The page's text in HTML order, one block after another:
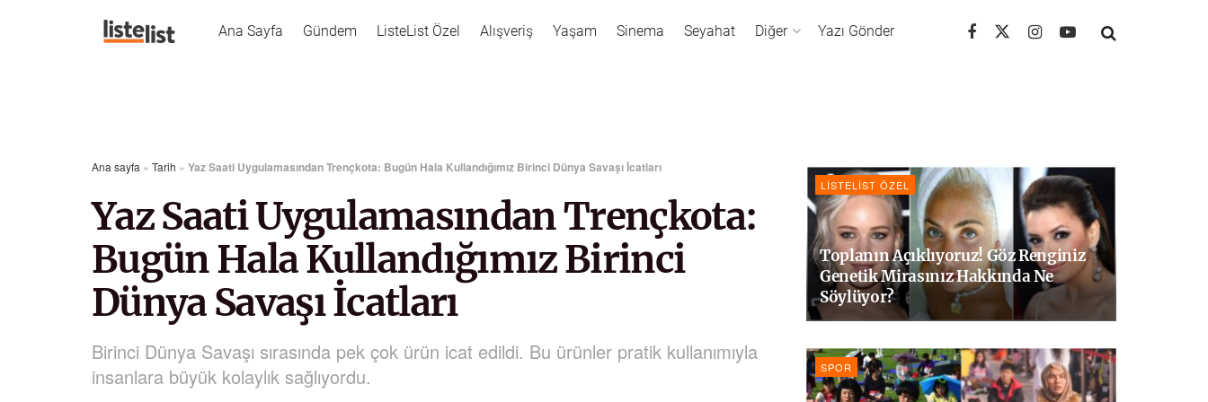
Ana Sayfa Gündem ListeList Özel Alışveriş Yaşam Sinema Seyahat Diğer Yazı Gönder
Ana sayfa » Tarih » Yaz Saati Uygulamasından Trençkota: Bugün Hala Kullandığımız Birinci Dünya Savaşı İcatları
Yaz Saati Uygulamasından Trençkota:
Bugün Hala Kullandığımız Birinci
Dünya Savaşı İcatları
Birinci Dünya Savaşı sırasında pek çok ürün icat edildi. Bu ürünler pratik kullanımıyla
insanlara büyük kolaylık sağlıyordu.
LISTELIST ÖZEL
Toplanın Açıklıyoruz! Göz Renginiz
Genetik Mirasınız Hakkında Ne
Söylüyor?
SPOR